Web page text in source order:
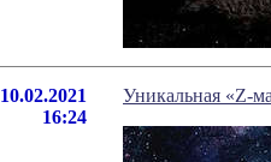
10.02.2021
16:24
Уникальная «Z-